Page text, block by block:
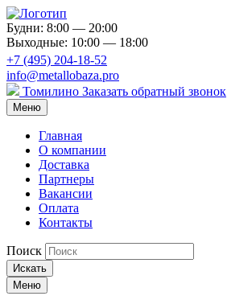
Будни: 8:00 — 20:00
Выходные: 10:00 — 18:00
+7 (495) 204-18-52
info@metallobaza.pro
Томилино Заказать обратный звонок
Меню
Главная
О компании
Доставка
Партнеры
Вакансии
Оплата
Контакты
Поиск
Искать
Меню